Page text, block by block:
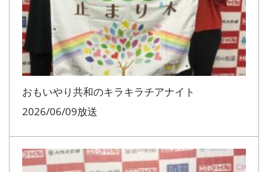
おもいやり共和のキラキラチアナイト
2026/06/09放送